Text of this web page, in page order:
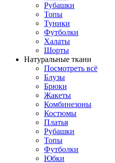
Рубашки
Топы
Туники
Футболки
Халаты
Шорты
Натуральные ткани
Посмотреть всё
Блузы
Брюки
Жакеты
Комбинезоны
Костюмы
Платья
Рубашки
Топы
Футболки
Юбки